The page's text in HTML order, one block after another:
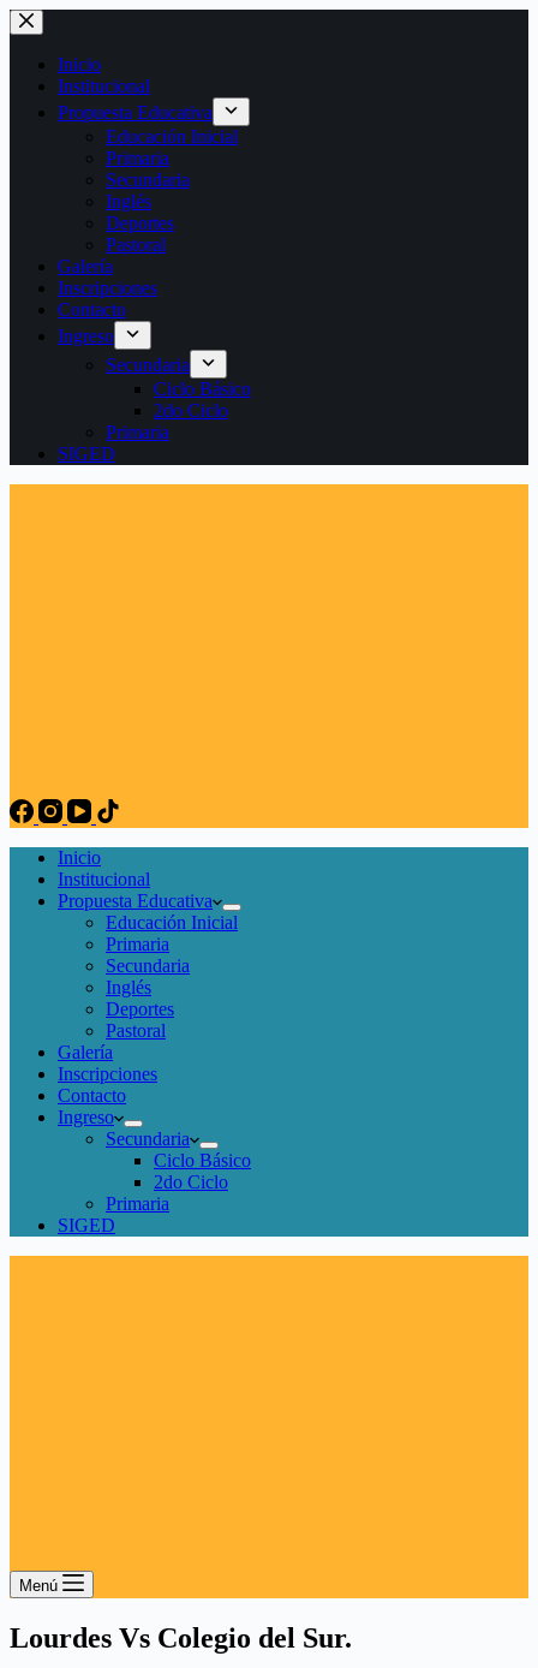
Saltar
al
contenido
Inicio
Institucional
Propuesta Educativa
Educación Inicial
Primaria
Secundaria
Inglés
Deportes
Pastoral
Galería
Inscripciones
Contacto
Ingreso
Secundaria
Ciclo Básico
2do Ciclo
Primaria
SIGED
Inicio
Institucional
Propuesta Educativa
Educación Inicial
Primaria
Secundaria
Inglés
Deportes
Pastoral
Galería
Inscripciones
Contacto
Ingreso
Secundaria
Ciclo Básico
2do Ciclo
Primaria
SIGED
Menú
Lourdes Vs Colegio del Sur.